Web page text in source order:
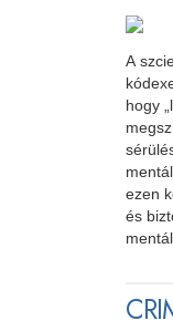
A
hogy
ezen
és